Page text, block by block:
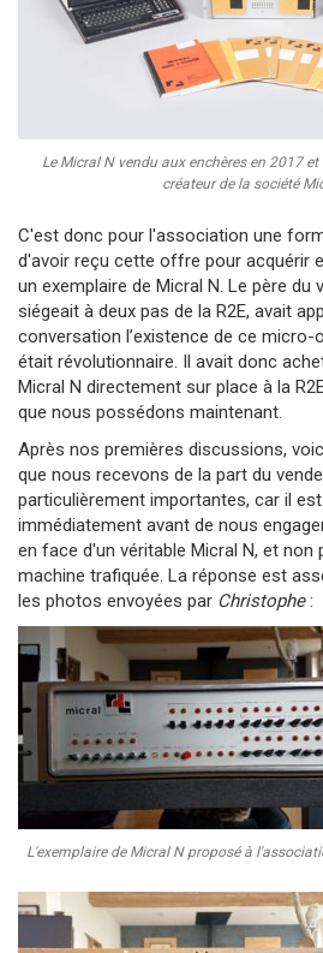
Le Micral N vendu aux enchères en 2017
créateur de la société
C'est donc pour l'association une
d'avoir reçu cette offre pour acquérir
un exemplaire de Micral N. Le père du
siégeait à deux pas de la R2E, avait
conversation l’existence de ce micro-
était révolutionnaire. Il avait donc
Micral N directement sur place à la
que nous possédons maintenant.
Après nos premières discussions,
que nous recevons de la part du
particulièrement importantes, car il
immédiatement avant de nous
en face d'un véritable Micral N, et non
machine trafiquée. La réponse est
les photos envoyées par Christophe:
L'exemplaire de Micral N proposé à